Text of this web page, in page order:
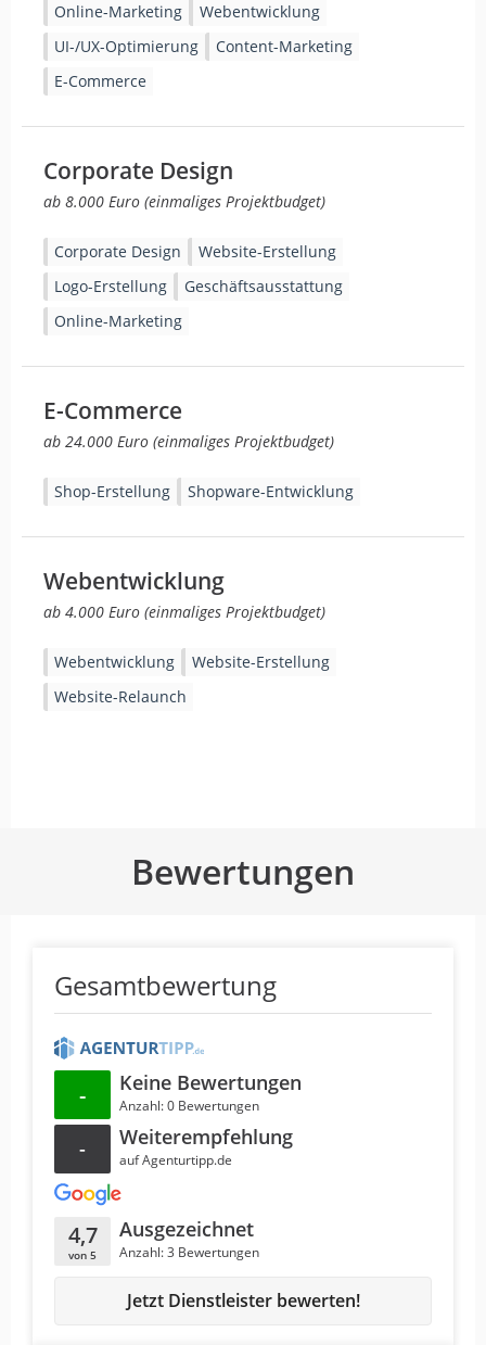
Online-Marketing
Webentwicklung
UI-/UX-Optimierung
Content-Marketing
E-Commerce
Corporate Design
ab 8.000 Euro (einmaliges Projektbudget)
Corporate Design
Website-Erstellung
Logo-Erstellung
Geschäftsausstattung
Online-Marketing
E-Commerce
ab 24.000 Euro (einmaliges Projektbudget)
Shop-Erstellung Shopware-Entwicklung
Webentwicklung
ab 4.000 Euro (einmaliges Projektbudget)
Webentwicklung
Website-Erstellung
Website-Relaunch
Bewertungen
Gesamtbewertung
- Keine Bewertungen
Anzahl: 0 Bewertungen
- Weiterempfehlung
auf Agenturtipp.de
4,7
von 5
Ausgezeichnet
Anzahl: 3 Bewertungen
Jetzt Dienstleister bewerten!